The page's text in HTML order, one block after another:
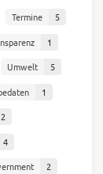
Termine
5
1
Umwelt
5
1
2
4
2